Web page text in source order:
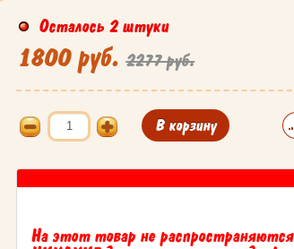
Осталось 2 штуки
1800 руб. 2277 руб.
В корзину
На этот товар не распространяются